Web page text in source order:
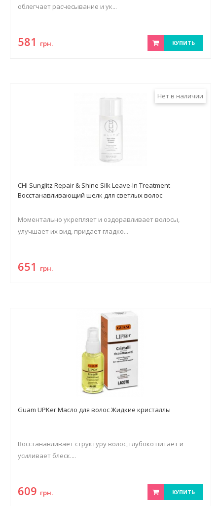
облегчает расчесывание и ук...
581 грн. КУПИТЬ
Нет в наличии
CHI Sunglitz Repair & Shine Silk Leave-In Treatment
Восстанавливающий шелк для светлых волос
Моментально укрепляет и оздоравливает волосы,
улучшает их вид, придает гладко...
651 грн.
Guam UPKer Масло для волос Жидкие кристаллы
Восстанавливает структуру волос, глубоко питает и
усиливает блеск....
609 грн. КУПИТЬ